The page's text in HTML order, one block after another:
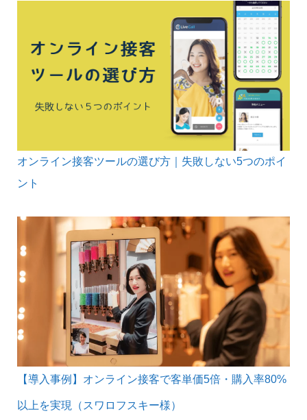
オンライン接客ツールの選び方｜失敗しない5つのポイ
ント
【導入事例】オンライン接客で客単価5倍・購入率80%
以上を実現（スワロフスキー様）